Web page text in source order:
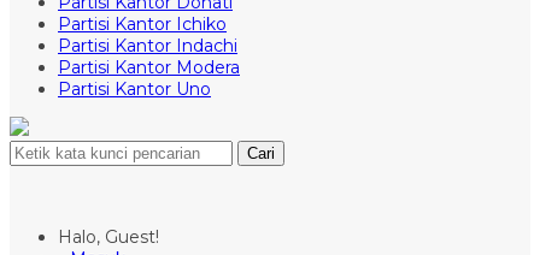
Partisi Kantor Ichiko
Partisi Kantor Indachi
Partisi Kantor Modera
Partisi Kantor Uno
Cari
Halo, Guest!